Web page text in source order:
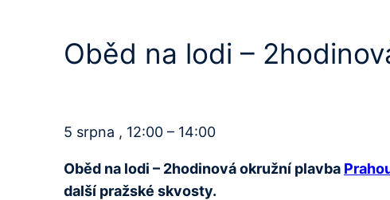
Oběd na lodi –
5 srpna , 12:00 – 14:00
Oběd na lodi – 2hodinová okružní plavba
další pražské skvosty.